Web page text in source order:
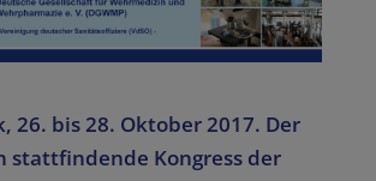
26. bis 28. Oktober 2017. Der
stattfindende Kongress der